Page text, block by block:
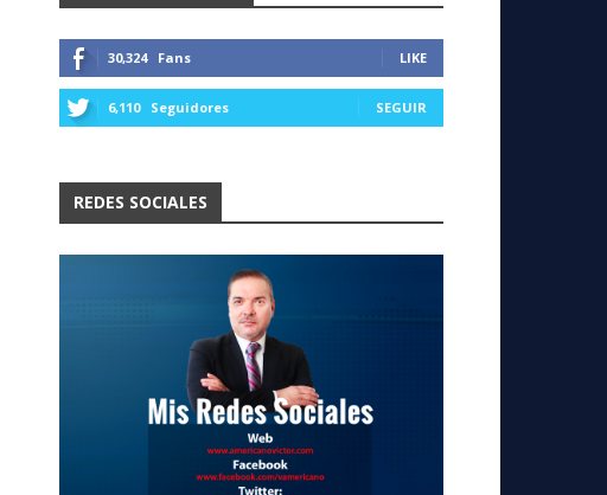
30,324 Fans LIKE
6,110 Seguidores SEGUIR
REDES SOCIALES